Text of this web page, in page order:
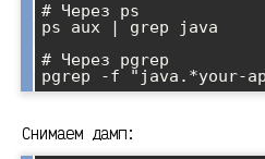
# Через ps
ps aux | grep java
# Через pgrep
Снимаем дамп: